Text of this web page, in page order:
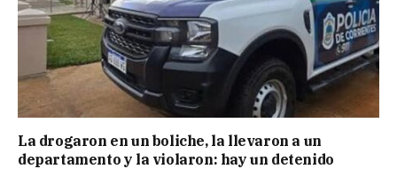
La drogaron en un boliche, la llevaron a un
departamento y la violaron: hay un detenido